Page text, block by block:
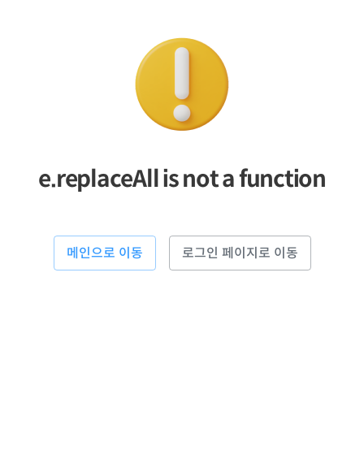
e.replaceAll is not a function
메인으로 이동 로그인 페이지로 이동